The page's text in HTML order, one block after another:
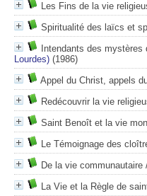
Les Fins de la vie
Spiritualité des laïcs et
Intendants des mystères
Lourdes) (1986)
Appel du Christ, appels
Redécouvrir la vie
Saint Benoît et la vie
Le Témoignage des
De la vie communautaire
La Vie et la Règle de